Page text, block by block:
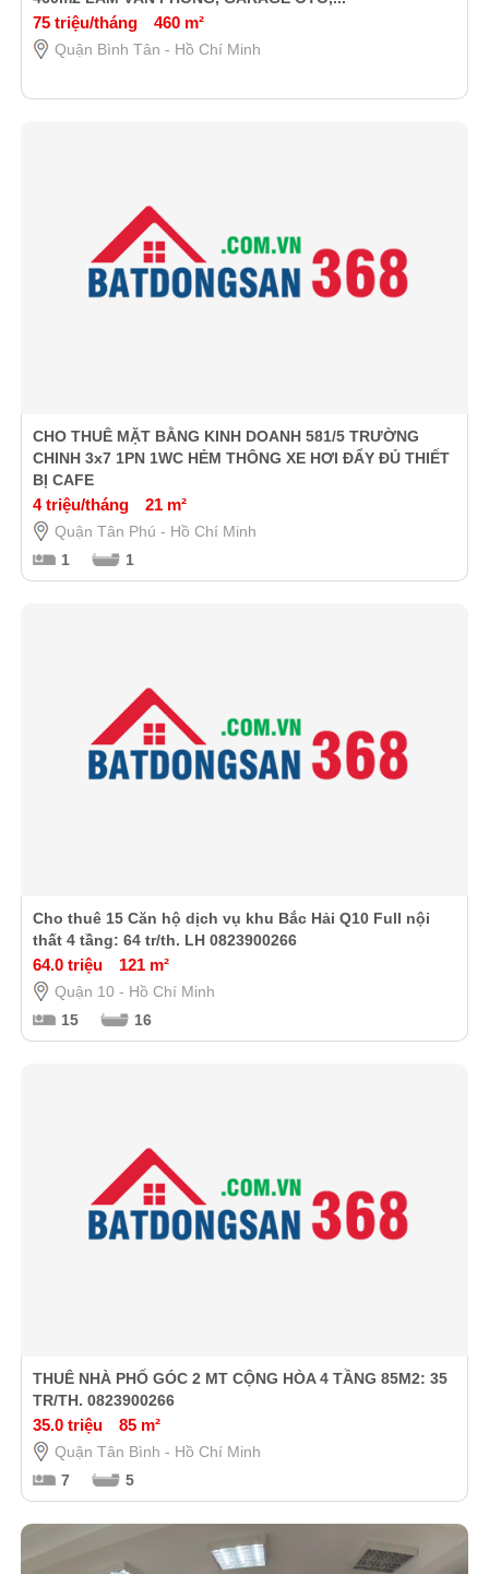
75 triệu/tháng 460 m²
Quận Bình Tân - Hồ Chí Minh
CHO THUÊ MẶT BẰNG KINH DOANH 581/5 TRƯỜNG
CHINH 3x7 1PN 1WC HẺM THÔNG XE HƠI ĐẨY ĐỦ THIẾT
BỊ CAFE
4 triệu/tháng 21 m²
Quận Tân Phú - Hồ Chí Minh
1
1
Cho thuê 15 Căn hộ dịch vụ khu Bắc Hải Q10 Full nội
thất 4 tầng: 64 tr/th. LH 0823900266
64.0 triệu 121 m²
Quận 10 - Hồ Chí Minh
15
16
THUÊ NHÀ PHỐ GÓC 2 MT CỘNG HÒA 4 TẦNG 85M2: 35
TR/TH. 0823900266
35.0 triệu 85 m²
Quận Tân Bình - Hồ Chí Minh
7
5